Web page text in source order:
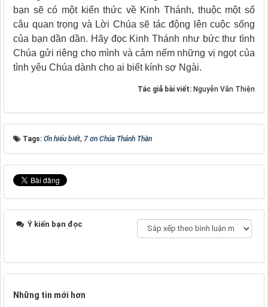
bạn sẽ có một kiến thức về Kinh Thánh, thuộc một số
câu quan trọng và Lời Chúa sẽ tác động lên cuộc sống
của bạn dần dần. Hãy đọc Kinh Thánh như bức thư tình
Chúa gửi riêng cho mình và cảm nếm những vị ngọt của
tình yêu Chúa dành cho ai biết kính sợ Ngài.
Tác giả bài viết: Nguyễn Văn Thiện
Tags: Ơn hiểu biết, 7 ơn Chúa Thánh Thần
Ý kiến bạn đọc
Những tin mới hơn